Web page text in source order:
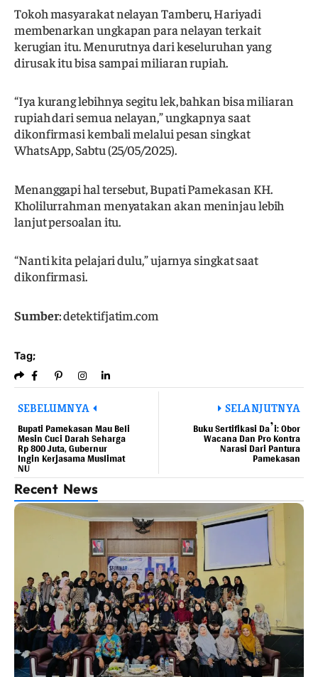
Tokoh masyarakat nelayan Tamberu, Hariyadi
membenarkan ungkapan para nelayan terkait
kerugian itu. Menurutnya dari keseluruhan yang
dirusak itu bisa sampai miliaran rupiah.
“Iya kurang lebihnya segitu lek, bahkan bisa miliaran
rupiah dari semua nelayan,” ungkapnya saat
dikonfirmasi kembali melalui pesan singkat
WhatsApp, Sabtu (25/05/2025).
Menanggapi hal tersebut, Bupati Pamekasan KH.
Kholilurrahman menyatakan akan meninjau lebih
lanjut persoalan itu.
“Nanti kita pelajari dulu,” ujarnya singkat saat
dikonfirmasi.
Sumber: detektifjatim.com
Tag;
SEBELUMNYA
Bupati Pamekasan Mau Beli
Mesin Cuci Darah Seharga
Rp 800 Juta, Gubernur
Ingin Kerjasama Muslimat
NU
SELANJUTNYA
Buku Sertifikasi Da’i: Obor
Wacana Dan Pro Kontra
Narasi Dari Pantura
Pamekasan
Recent News